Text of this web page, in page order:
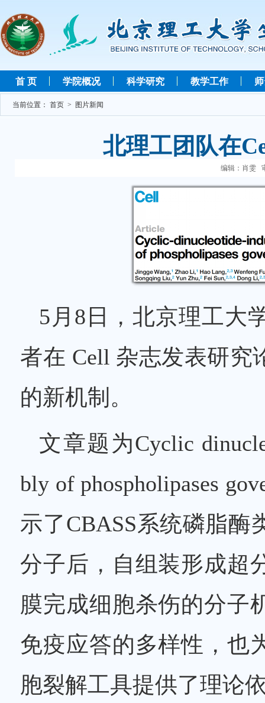
首 页 学院概况 科学研究 教学工作
当前位置： 首页 > 图片新闻
北理工团队在
编辑：肖雯
5月8日，北京理工大
者在 Cell 杂志发表研究
的新机制。
文章题为Cyclic
bly of phospholipases
示了CBASS系统磷脂
分子后，自组装形成超
膜完成细胞杀伤的分子
免疫应答的多样性，也
胞裂解工具提供了理论